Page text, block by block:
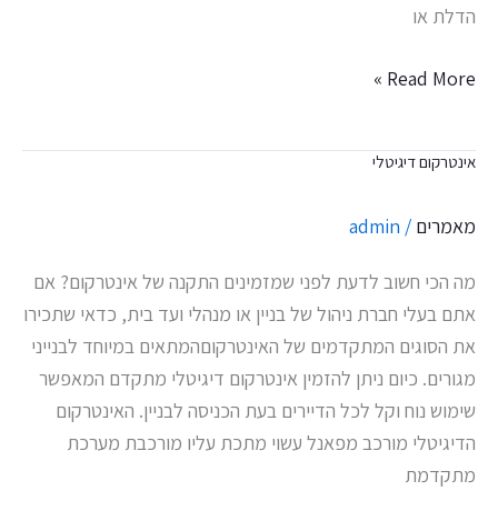
הדלת או
Read More »
אינטרקום דיגיטלי
מאמרים /
admin
מה הכי חשוב לדעת לפני שמזמינים התקנה של אינטרקום? אם
אתם בעלי חברת ניהול של בניין או מנהלי ועד בית, כדאי שתכירו
את הסוגים המתקדמים של האינטרקוםהמתאים במיוחד לבנייני
מגורים. כיום ניתן להזמין אינטרקום דיגיטלי מתקדם המאפשר
שימוש נוח וקל לכל הדיירים בעת הכניסה לבניין. האינטרקום
הדיגיטלי מורכב מפאנל עשוי מתכת עליו מורכבת מערכת
מתקדמת
אינטרקום